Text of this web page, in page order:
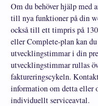
Om du behöver hjälp med
till nya funktioner på din
också till ett timpris på
eller Complete-plan kan
utvecklingstimmar i din
utvecklingstimmar rullas
faktureringscykeln.
information om detta eller
individuellt serviceavtal.